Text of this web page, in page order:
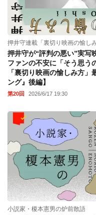
押井守連載「裏切り映画の愉しみ
押井守が“評判の悪い”実写
ファンの不安に「そう思う
「裏切り映画の愉しみ方
ング』後編】
第20回 2026/6/17 19:30
小説家・榎本憲男の炉前散語